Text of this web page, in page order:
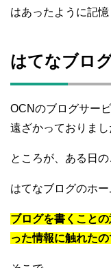
はあったように記憶
はてなブロ
OCNのブログサー
遠ざかっておりまし
ところが、ある日
はてなブログのホ
ブログを書くこと
った情報に触れたの